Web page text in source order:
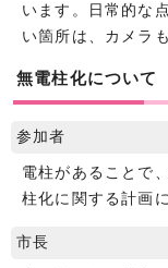
います。日常的な
い箇所は、カメラ
無電柱化について
参加者
電柱があることで
柱化に関する計画
市長